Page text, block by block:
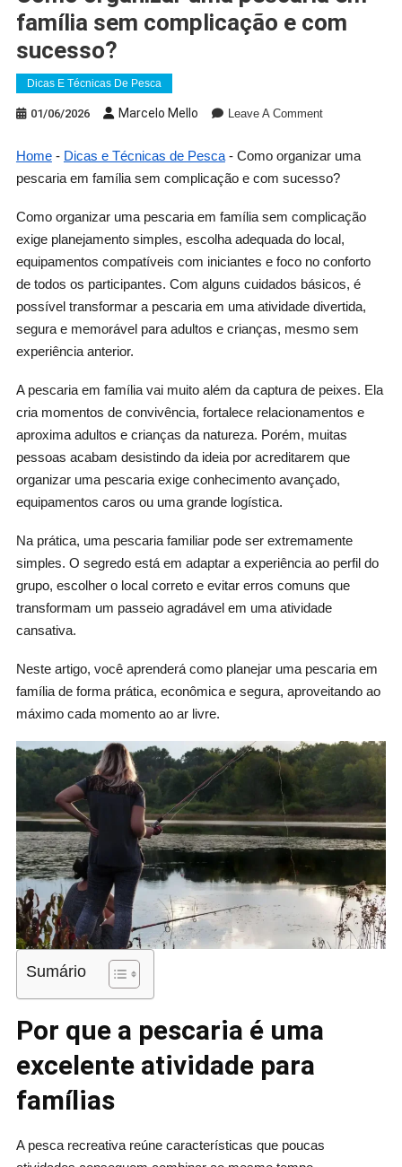
família sem complicação e com
sucesso?
Dicas E Técnicas De Pesca
01/06/2026 Marcelo Mello Leave A CommentOn
Organizar
Uma
Em
Sem
Complicação
E
Com
Sucesso?
Home- Dicas e Técnicas de Pesca- Como organizar uma
pescaria em família sem complicação e com sucesso?
Como organizar uma pescaria em família sem complicação
exige planejamento simples, escolha adequada do local,
equipamentos compatíveis com iniciantes e foco no conforto
de todos os participantes. Com alguns cuidados básicos, é
possível transformar a pescaria em uma atividade divertida,
segura e memorável para adultos e crianças, mesmo sem
experiência anterior.
A pescaria em família vai muito além da captura de peixes. Ela
cria momentos de convivência, fortalece relacionamentos e
aproxima adultos e crianças da natureza. Porém, muitas
pessoas acabam desistindo da ideia por acreditarem que
organizar uma pescaria exige conhecimento avançado,
equipamentos caros ou uma grande logística.
Na prática, uma pescaria familiar pode ser extremamente
simples. O segredo está em adaptar a experiência ao perfil do
grupo, escolher o local correto e evitar erros comuns que
transformam um passeio agradável em uma atividade
cansativa.
Neste artigo, você aprenderá como planejar uma pescaria em
família de forma prática, econômica e segura, aproveitando ao
máximo cada momento ao ar livre.
Sumário
Por que a pescaria é uma
excelente atividade para
famílias
A pesca recreativa reúne características que poucas